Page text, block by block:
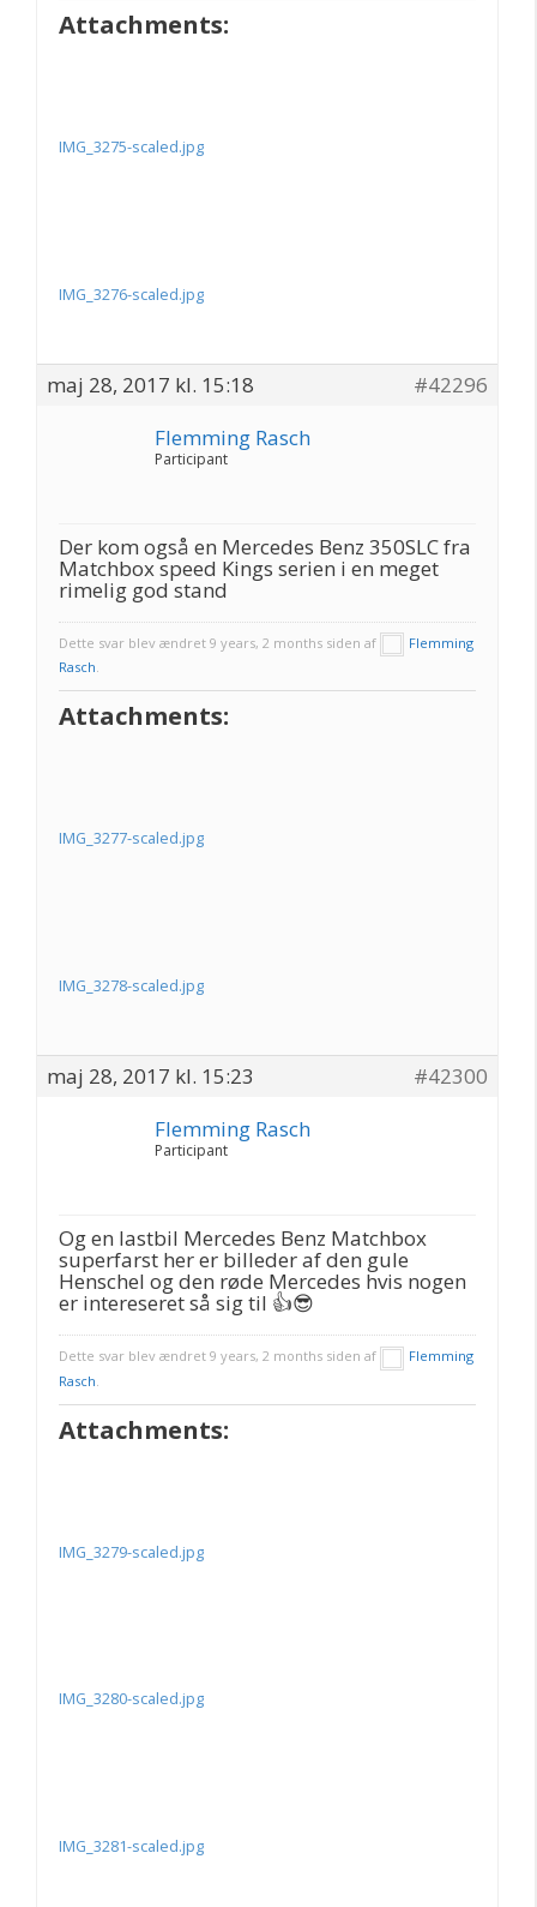
Attachments:
IMG_3275-scaled.jpg
IMG_3276-scaled.jpg
maj 28, 2017 kl. 15:18
#42296
Flemming Rasch
Participant
Der kom også en Mercedes Benz 350SLC fra
Matchbox speed Kings serien i en meget
rimelig god stand
Dette svar blev ændret 9 years, 2 months siden af
Flemming
Rasch.
Attachments:
IMG_3277-scaled.jpg
IMG_3278-scaled.jpg
maj 28, 2017 kl. 15:23
#42300
Flemming Rasch
Participant
Og en lastbil Mercedes Benz Matchbox
superfarst her er billeder af den gule
Henschel og den røde Mercedes hvis nogen
er intereseret så sig til 👍😎
Dette svar blev ændret 9 years, 2 months siden af
Flemming
Rasch
Attachments:
IMG_3279-scaled.jpg
IMG_3280-scaled.jpg
IMG_3281-scaled.jpg